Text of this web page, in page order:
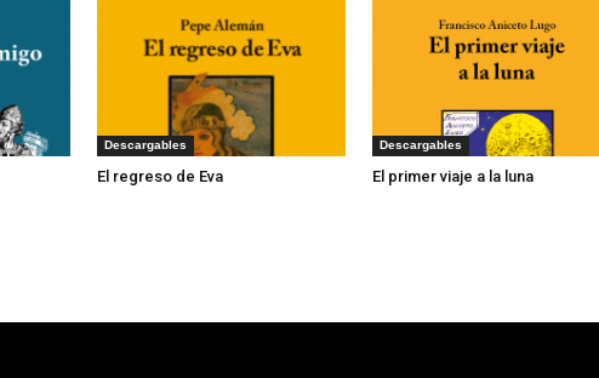
Descargables
El regreso de Eva
Descargables
El primer viaje a la luna